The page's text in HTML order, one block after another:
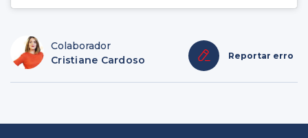
Colaborador
Cristiane Cardoso
Reportar erro